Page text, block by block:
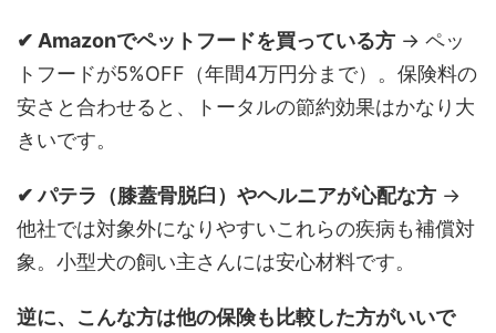
✔ Amazonでペットフードを買っている方 → ペッ
トフードが5%OFF（年間4万円分まで）。保険料の
安さと合わせると、トータルの節約効果はかなり大
きいです。
✔ パテラ（膝蓋骨脱臼）やヘルニアが心配な方 →
他社では対象外になりやすいこれらの疾病も補償対
象。小型犬の飼い主さんには安心材料です。
逆に、こんな方は他の保険も比較した方がいいで